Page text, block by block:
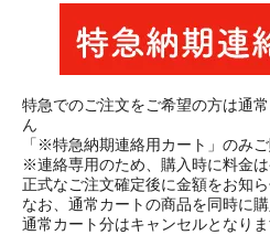
特急でのご注文をご希望の方は通
ん
「※特急納期連絡用カート」のみご
※連絡専用のため、購入時に料金は
正式なご注文確定後に金額をお知ら
なお、通常カートの商品を同時に
通常カート分はキャンセルとなり